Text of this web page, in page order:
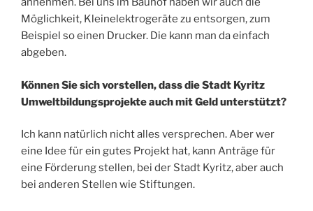
Möglichkeit, Kleinelektrogeräte zu entsorgen, zum
Beispiel so einen Drucker. Die kann man da einfach
abgeben.
Können Sie sich vorstellen, dass die Stadt Kyritz
Umweltbildungsprojekte auch mit Geld unterstützt?
Ich kann natürlich nicht alles versprechen. Aber wer
eine Idee für ein gutes Projekt hat, kann Anträge für
eine Förderung stellen, bei der Stadt Kyritz, aber auch
bei anderen Stellen wie Stiftungen.